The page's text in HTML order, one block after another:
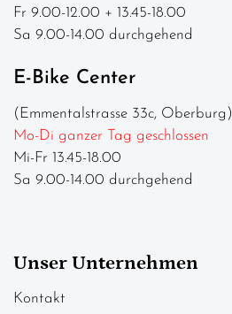
Fr 9.00-12.00 + 13.45-18.00
Sa 9.00-14.00 durchgehend
E-Bike Center
(Emmentalstrasse 33c, Oberburg)
Mo-Di ganzer Tag geschlossen
Mi-Fr 13.45-18.00
Sa 9.00-14.00 durchgehend
Unser Unternehmen
Kontakt